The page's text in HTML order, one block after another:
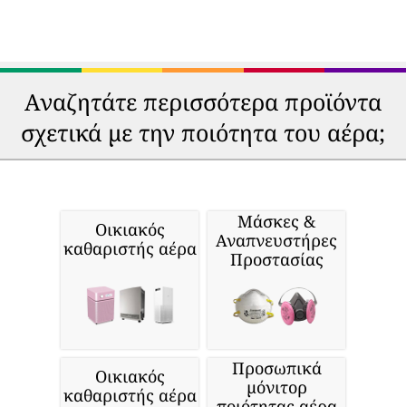
Αναζητάτε περισσότερα προϊόντα
σχετικά με την ποιότητα του αέρα;
Οικιακός
καθαριστής αέρα
Μάσκες &
Αναπνευστήρες
Προστασίας
Οικιακός
καθαριστής αέρα
Προσωπικά
μόνιτορ